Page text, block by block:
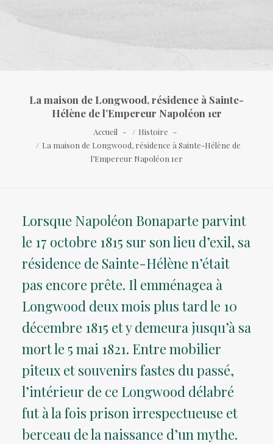
La maison de Longwood, résidence à Sainte-
Hélène de l’Empereur Napoléon 1er
Accueil
Histoire
La maison de Longwood, résidence à Sainte-Hélène de
l’Empereur Napoléon 1er
Lorsque Napoléon Bonaparte parvint
le 17 octobre 1815 sur son lieu d’exil, sa
résidence de Sainte-Hélène n’était
pas encore prête. Il emménagea à
Longwood deux mois plus tard le 10
décembre 1815 et y demeura jusqu’à sa
mort le 5 mai 1821. Entre mobilier
piteux et souvenirs fastes du passé,
l’intérieur de ce Longwood délabré
fut à la fois prison irrespectueuse et
berceau de la naissance d’un mythe.